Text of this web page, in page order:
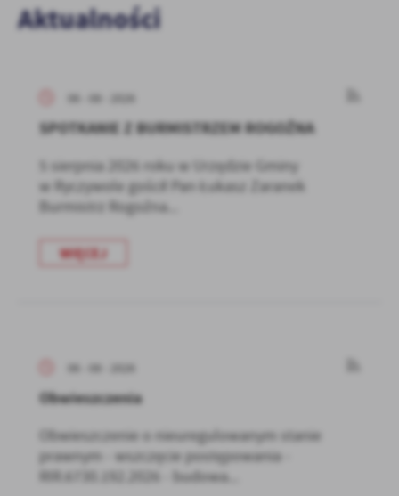
Aktualności
06 - 08 - 2026
SPOTKANIE Z BURMISTRZEM ROGOŹNA
5 sierpnia 2026 roku w Urzędzie Gminy
w Ryczywole gościł Pan Łukasz Zaranek
Burmistrz Rogoźna...
WIĘCEJ
06 - 08 - 2026
Obwieszczenia
Obwieszczenie o nieuregulowanym stanie
prawnym - wszczęcie postępowania -
RIR.6730.192.2026 - budowa...